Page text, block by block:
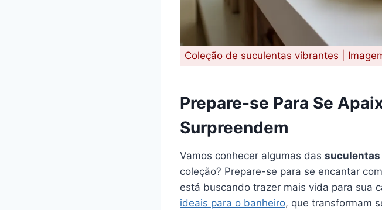
Coleção de suculentas vibrantes |
Prepare-se Para Se
Surpreendem
Vamos conhecer algumas das suculentas
coleção? Prepare-se para se encantar
está buscando trazer mais vida para sua
ideais para o banheiro, que transformam